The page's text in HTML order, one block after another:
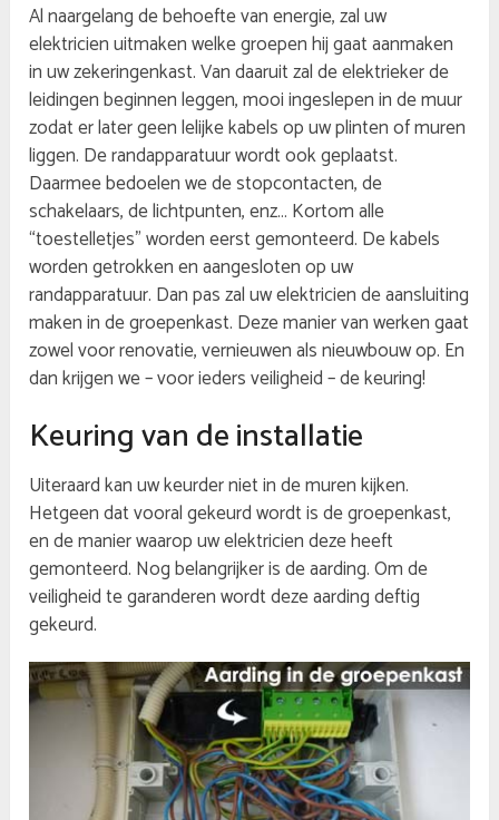
Al naargelang de behoefte van energie, zal uw
elektricien uitmaken welke groepen hij gaat aanmaken
in uw zekeringenkast. Van daaruit zal de elektrieker de
leidingen beginnen leggen, mooi ingeslepen in de muur
zodat er later geen lelijke kabels op uw plinten of muren
liggen. De randapparatuur wordt ook geplaatst.
Daarmee bedoelen we de stopcontacten, de
schakelaars, de lichtpunten, enz… Kortom alle
“toestelletjes” worden eerst gemonteerd. De kabels
worden getrokken en aangesloten op uw
randapparatuur. Dan pas zal uw elektricien de aansluiting
maken in de groepenkast. Deze manier van werken gaat
zowel voor renovatie, vernieuwen als nieuwbouw op. En
dan krijgen we – voor ieders veiligheid – de keuring!
Keuring van de installatie
Uiteraard kan uw keurder niet in de muren kijken.
Hetgeen dat vooral gekeurd wordt is de groepenkast,
en de manier waarop uw elektricien deze heeft
gemonteerd. Nog belangrijker is de aarding. Om de
veiligheid te garanderen wordt deze aarding deftig
gekeurd.